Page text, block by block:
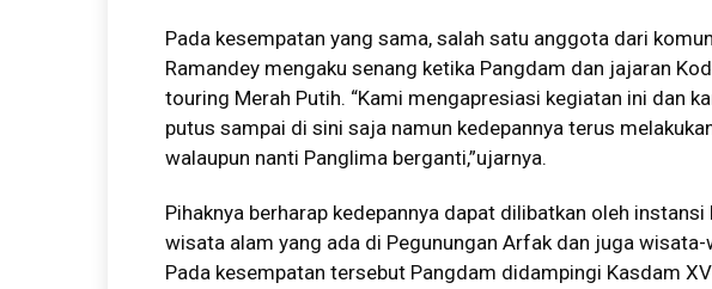
Pada kesempatan yang sama, salah satu anggota dari
Ramandey mengaku senang ketika Pangdam dan jajaran
touring Merah Putih. “Kami mengapresiasi kegiatan ini dan
putus sampai di sini saja namun kedepannya terus
walaupun nanti Panglima berganti,”ujarnya.
Pihaknya berharap kedepannya dapat dilibatkan oleh
wisata alam yang ada di Pegunungan Arfak dan juga wisata-
Pada kesempatan tersebut Pangdam didampingi Kasdam